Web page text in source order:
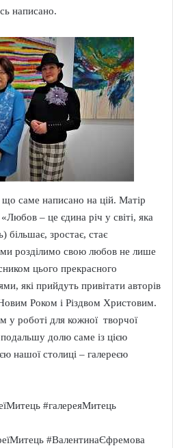
написано.
саме написано на цій. Матір
– це єдина річ у світі, яка
більшає, зростає, стає
розділимо свою любов не лише
цього прекрасного
які прийдуть привітати авторів
Роком і Різдвом Христовим.
у роботі для кожної творчої
долю саме із цією
нашої столиці – галереєю
#галереяМитець
#ВалентинаЄфремова